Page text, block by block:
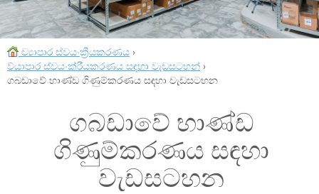
ව්‍යාපාර ස්වයංක්‍රීයකරණය ›
ව්යාපාර ස්වයංක්රීයකරණය සඳහා වැඩසටහන් ›
ගබඩාවේ භාණ්ඩ ගිණුම්කරණය සඳහා වැඩසටහන
ගබඩාවේ භාණ්ඩ
ගිණුම්කරණය සඳහා
වැඩසටහන